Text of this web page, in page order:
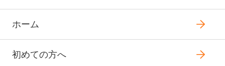
ホーム
初めての方へ